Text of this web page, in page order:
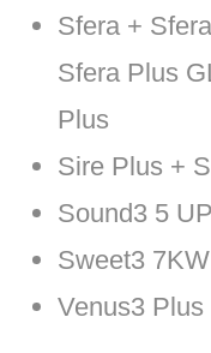
Sfera +
Sfera Plus
Plus
Sire Plus +
Sound3 5
Sweet3 7KW
Venus3 Plus